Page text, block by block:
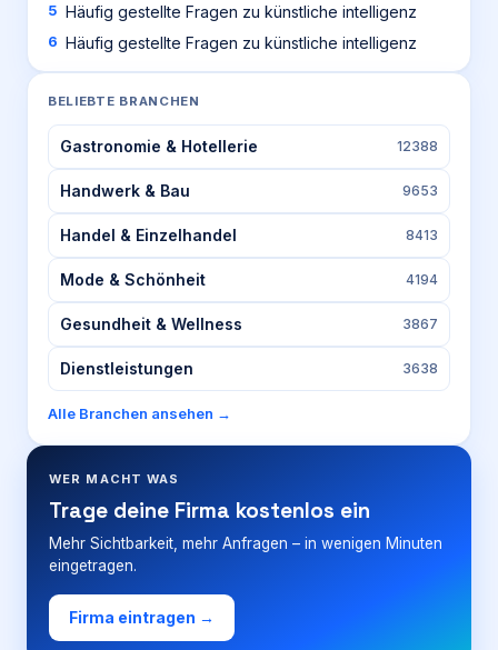
Häufig gestellte Fragen zu künstliche intelligenz
Häufig gestellte Fragen zu künstliche intelligenz
BELIEBTE BRANCHEN
Gastronomie & Hotellerie 12388
Handwerk & Bau 9653
Handel & Einzelhandel 8413
Mode & Schönheit 4194
Gesundheit & Wellness 3867
Dienstleistungen 3638
Alle Branchen ansehen →
WER MACHT WAS
Trage deine Firma kostenlos ein
Mehr Sichtbarkeit, mehr Anfragen – in wenigen Minuten
eingetragen.
Firma eintragen →